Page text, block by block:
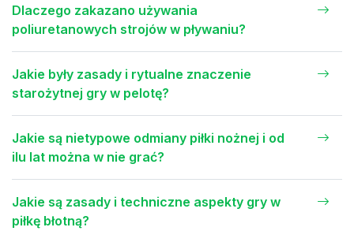
Dlaczego zakazano używania
poliuretanowych strojów w pływaniu?
Jakie były zasady i rytualne znaczenie
starożytnej gry w pelotę?
Jakie są nietypowe odmiany piłki nożnej i od
ilu lat można w nie grać?
Jakie są zasady i techniczne aspekty gry w
piłkę błotną?